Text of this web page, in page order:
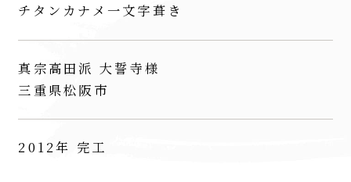
チタンカナメ一文字葺き
真宗高田派 大誓寺様
三重県松阪市
2012年 完工